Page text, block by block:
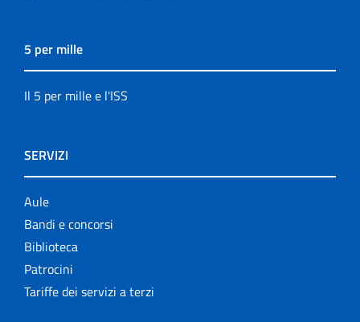
5 per mille
Il 5 per mille e l'ISS
SERVIZI
Aule
Bandi e concorsi
Biblioteca
Patrocini
Tariffe dei servizi a terzi